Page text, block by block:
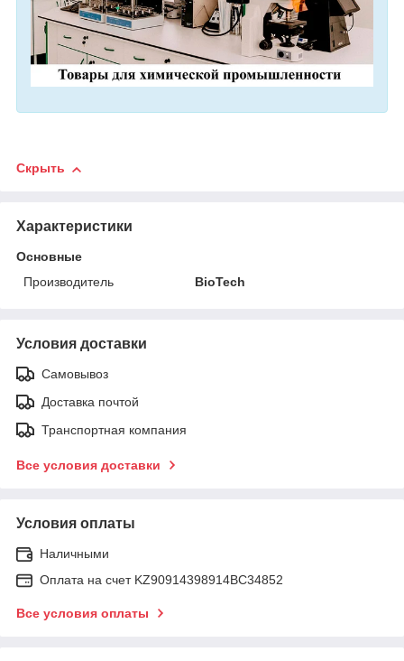
Скрыть
Характеристики
Основные
Производитель
BioTech
Условия доставки
Самовывоз
Доставка почтой
Транспортная компания
Все условия доставки
Условия оплаты
Наличными
Оплата на счет KZ90914398914ВС34852
Все условия оплаты